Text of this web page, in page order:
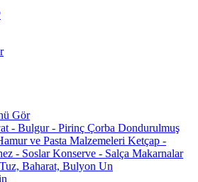
Gör
- Bulgur - Pirinç Çorba Dondurulmuş
ve Pasta Malzemeleri Ketçap -
- SoslarKonserve - Salça Makarnalar
Tuz, Baharat, Bulyon Un